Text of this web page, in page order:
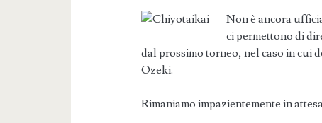
Non è ancora
ci permettono di
dal prossimo torneo, nel caso in cui
Ozeki.
Rimaniamo impazientemente in